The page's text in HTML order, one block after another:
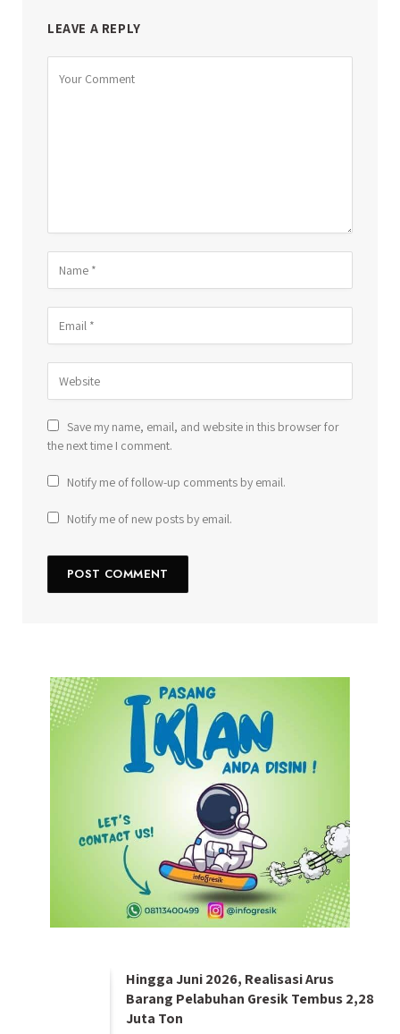
LEAVE A REPLY
Save my name, email, and website in this browser for
the next time I comment.
Notify me of follow-up comments by email.
Notify me of new posts by email.
Hingga Juni 2026, Realisasi Arus
Barang Pelabuhan Gresik Tembus 2,28
Juta Ton